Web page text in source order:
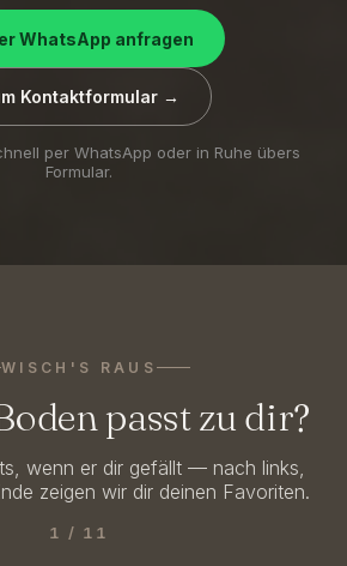
WhatsApp anfragen
Kontaktformular →
per WhatsApp oder in Ruhe übers
Formular.
WISCH'S RAUS
passt zu dir?
wenn er dir gefällt — nach links,
zeigen wir dir deinen Favoriten.
1 / 11